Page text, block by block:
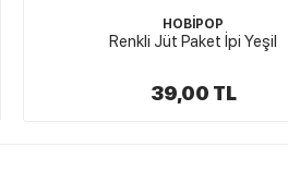
HOBİPOP
Örme Jüt Hasır Şerit 1.5 cm
15,00 TL